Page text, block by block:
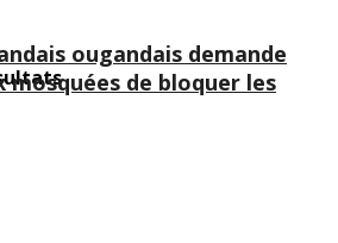
ougandais demande
mosquées de bloquer les